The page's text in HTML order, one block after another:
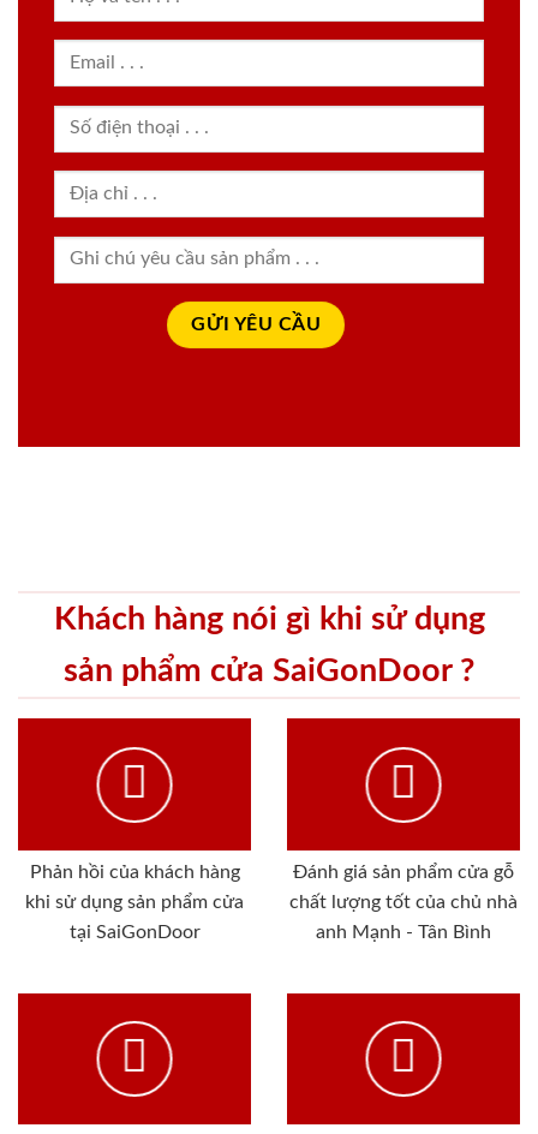
Khách hàng nói gì khi sử dụng
sản phẩm cửa SaiGonDoor ?
Phản hồi của khách hàng
khi sử dụng sản phẩm cửa
tại SaiGonDoor
Đánh giá sản phẩm cửa gỗ
chất lượng tốt của chủ nhà
anh Mạnh - Tân Bình